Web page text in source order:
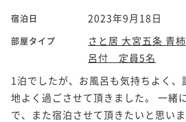
宿泊日 2023年9月18日
部屋タイプ
さと居 大宮五条 青
呂付 定員5名
1泊でしたが、お風呂も気持ちよく
地よく過ごさせて頂きました。 一緒
で、また宿泊させて頂きたいと思いま